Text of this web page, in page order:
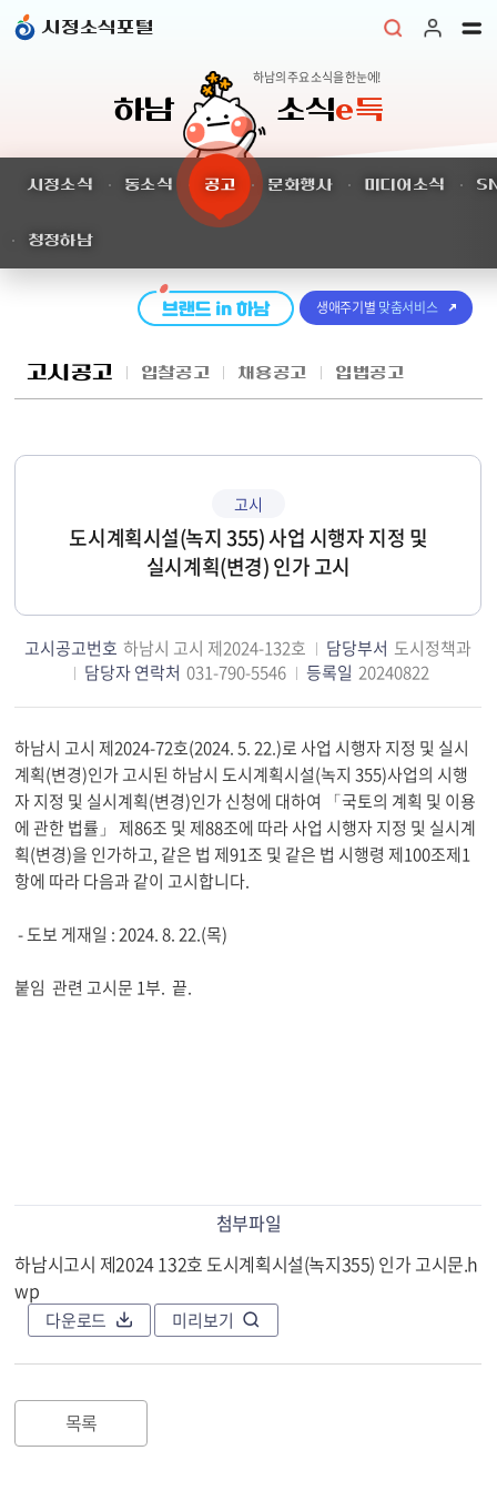
시정소식포털
하남 소식e득
하남의 주요 소식을 한눈에!
시정소식 동소식 공고 문화행사 미디어소식
청정하남
생애주기별 맞춤서비스
고시공고 입찰공고 채용공고 입법공고
고시
도시계획시설(녹지 355) 사업 시행자 지정 및
실시계획(변경) 인가 고시
고시공고번호 하남시 고시 제2024-132호 담당부서 도시정책과
담당자 연락처 031-790-5546 등록일 20240822
첨부파일
하남시고시 제2024 132호 도시계획시설(녹지355) 인가 고시문.h
wp
다운로드 미리보기
목록